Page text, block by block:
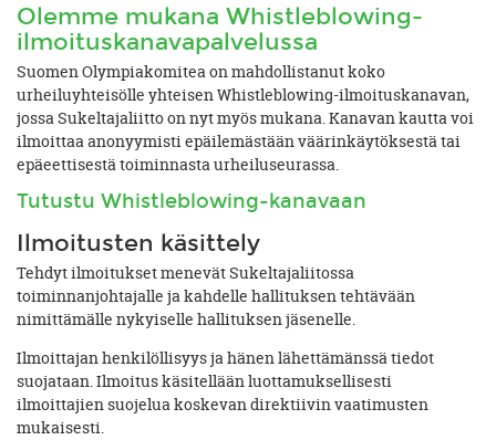
Olemme mukana Whistleblowing-
ilmoituskanavapalvelussa
Suomen Olympiakomitea on mahdollistanut koko
urheiluyhteisölle yhteisen Whistleblowing-ilmoituskanavan,
jossa Sukeltajaliitto on nyt myös mukana. Kanavan kautta voi
ilmoittaa anonyymisti epäilemästään väärinkäytöksestä tai
epäeettisestä toiminnasta urheiluseurassa.
Tutustu Whistleblowing-kanavaan
Ilmoitusten käsittely
Tehdyt ilmoitukset menevät Sukeltajaliitossa
toiminnanjohtajalle ja kahdelle hallituksen tehtävään
nimittämälle nykyiselle hallituksen jäsenelle.
Ilmoittajan henkilöllisyys ja hänen lähettämänssä tiedot
suojataan. Ilmoitus käsitellään luottamuksellisesti
ilmoittajien suojelua koskevan direktiivin vaatimusten
mukaisesti.